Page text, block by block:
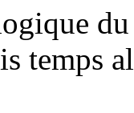
temps